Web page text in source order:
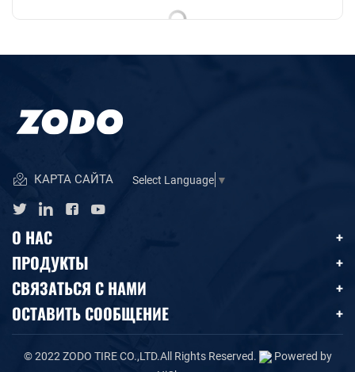
КАРТА САЙТА Select Language ▼
О НАС
ПРОДУКТЫ
СВЯЗАТЬСЯ С НАМИ
ОСТАВИТЬ СООБЩЕНИЕ
© 2022 ZODO TIRE CO.,LTD.All Rights Reserved.
Powered by